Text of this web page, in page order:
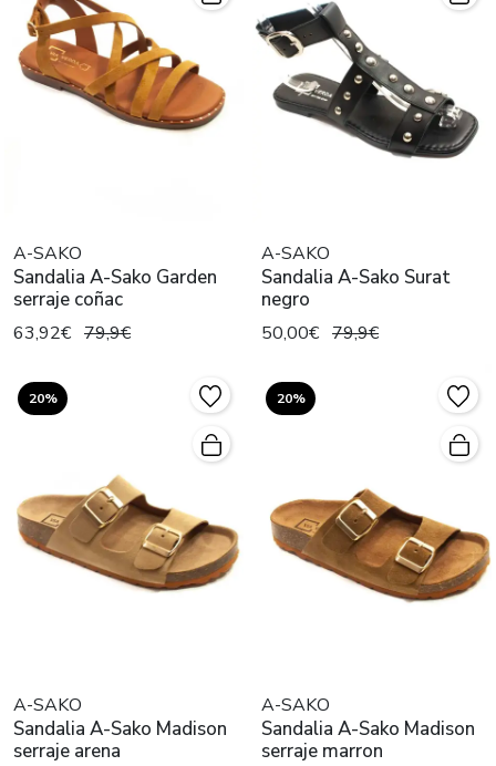
A-SAKO
Sandalia A-Sako Garden
serraje coñac
63,92€ 79,9€
A-SAKO
Sandalia A-Sako Surat
negro
50,00€ 79,9€
20%
A-SAKO
Sandalia A-Sako Madison
serraje arena
20%
A-SAKO
Sandalia A-Sako Madison
serraje marron